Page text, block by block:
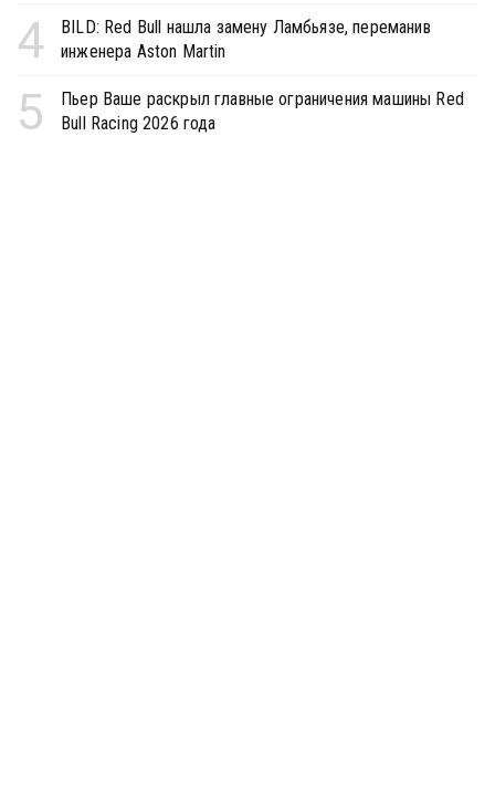
4
BILD: Red Bull нашла замену Ламбьязе, переманив
инженера Aston Martin
5
Пьер Ваше раскрыл главные ограничения машины Red
Bull Racing 2026 года